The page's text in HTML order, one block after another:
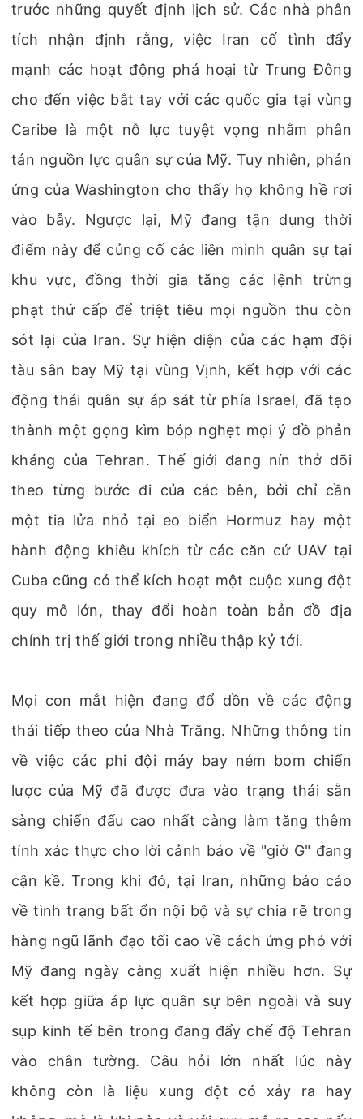
trước những quyết định lịch sử. Các nhà phân
tích nhận định rằng, việc Iran cố tình đẩy
mạnh các hoạt động phá hoại từ Trung Đông
cho đến việc bắt tay với các quốc gia tại vùng
Caribe là một nỗ lực tuyệt vọng nhằm phân
tán nguồn lực quân sự của Mỹ. Tuy nhiên, phản
ứng của Washington cho thấy họ không hề rơi
vào bẫy. Ngược lại, Mỹ đang tận dụng thời
điểm này để củng cố các liên minh quân sự tại
khu vực, đồng thời gia tăng các lệnh trừng
phạt thứ cấp để triệt tiêu mọi nguồn thu còn
sót lại của Iran. Sự hiện diện của các hạm đội
tàu sân bay Mỹ tại vùng Vịnh, kết hợp với các
động thái quân sự áp sát từ phía Israel, đã tạo
thành một gọng kìm bóp nghẹt mọi ý đồ phản
kháng của Tehran. Thế giới đang nín thở dõi
theo từng bước đi của các bên, bởi chỉ cần
một tia lửa nhỏ tại eo biển Hormuz hay một
hành động khiêu khích từ các căn cứ UAV tại
Cuba cũng có thể kích hoạt một cuộc xung đột
quy mô lớn, thay đổi hoàn toàn bản đồ địa
chính trị thế giới trong nhiều thập kỷ tới.
Mọi con mắt hiện đang đổ dồn về các động
thái tiếp theo của Nhà Trắng. Những thông tin
về việc các phi đội máy bay ném bom chiến
lược của Mỹ đã được đưa vào trạng thái sẵn
sàng chiến đấu cao nhất càng làm tăng thêm
tính xác thực cho lời cảnh báo về "giờ G" đang
cận kề. Trong khi đó, tại Iran, những báo cáo
về tình trạng bất ổn nội bộ và sự chia rẽ trong
hàng ngũ lãnh đạo tối cao về cách ứng phó với
Mỹ đang ngày càng xuất hiện nhiều hơn. Sự
kết hợp giữa áp lực quân sự bên ngoài và suy
sụp kinh tế bên trong đang đẩy chế độ Tehran
vào chân tường. Câu hỏi lớn nhất lúc này
không còn là liệu xung đột có xảy ra hay